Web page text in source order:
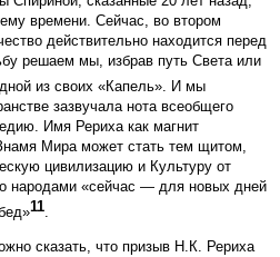
времени. Сейчас, во втором
действительно находится перед
решаем мы, избрав путь Света или
из своих «Капель». И мы
зазвучала нота всеобщего
Имя Рериха как магнит
Мира может стать тем щитом,
цивилизацию и Культуру от
народами «сейчас — для новых дней
11.
сказать, что призыв Н.К. Рериха